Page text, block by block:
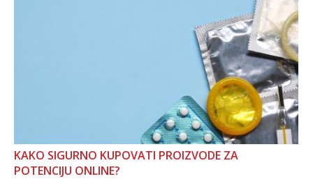
KAKO SIGURNO KUPOVATI PROIZVODE ZA
POTENCIJU ONLINE?